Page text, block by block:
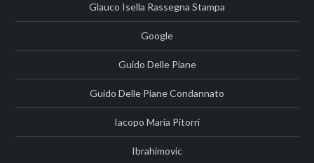
Glauco Isella Rassegna Stampa
Google
Guido Delle Piane
Guido Delle Piane Condannato
Iacopo Maria Pitorri
Ibrahimovic